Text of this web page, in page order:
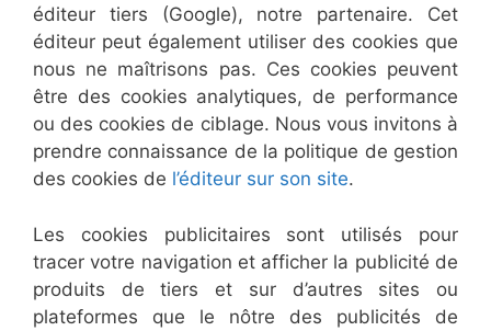
éditeur tiers (Google), notre partenaire. Cet
éditeur peut également utiliser des cookies que
nous ne maîtrisons pas. Ces cookies peuvent
être des cookies analytiques, de performance
ou des cookies de ciblage. Nous vous invitons à
prendre connaissance de la politique de gestion
des cookies de l’éditeur sur son site.
Les cookies publicitaires sont utilisés pour
tracer votre navigation et afficher la publicité de
produits de tiers et sur d’autres sites ou
plateformes que le nôtre des publicités de